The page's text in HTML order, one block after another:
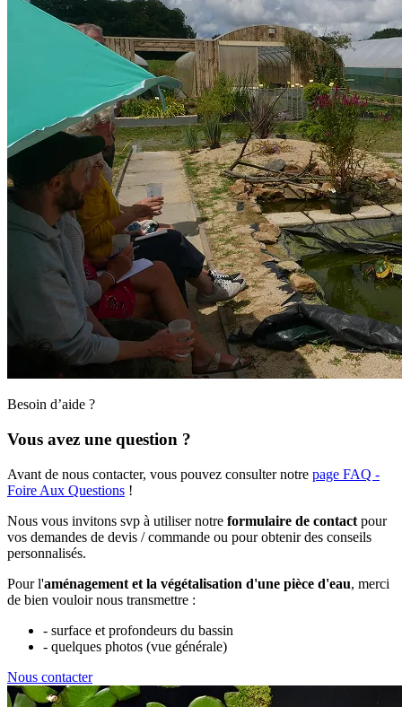
Besoin d’aide ?
Vous avez une question ?
Avant de nous contacter, vous pouvez consulter notre page FAQ -
Foire Aux Questions !
Nous vous invitons svp à utiliser notre formulaire de contact pour
vos demandes de devis / commande ou pour obtenir des conseils
personnalisés.
Pour l'aménagement et la végétalisation d'une pièce d'eau, merci
de bien vouloir nous transmettre :
- surface et profondeurs du bassin
- quelques photos (vue générale)
Nous contacter